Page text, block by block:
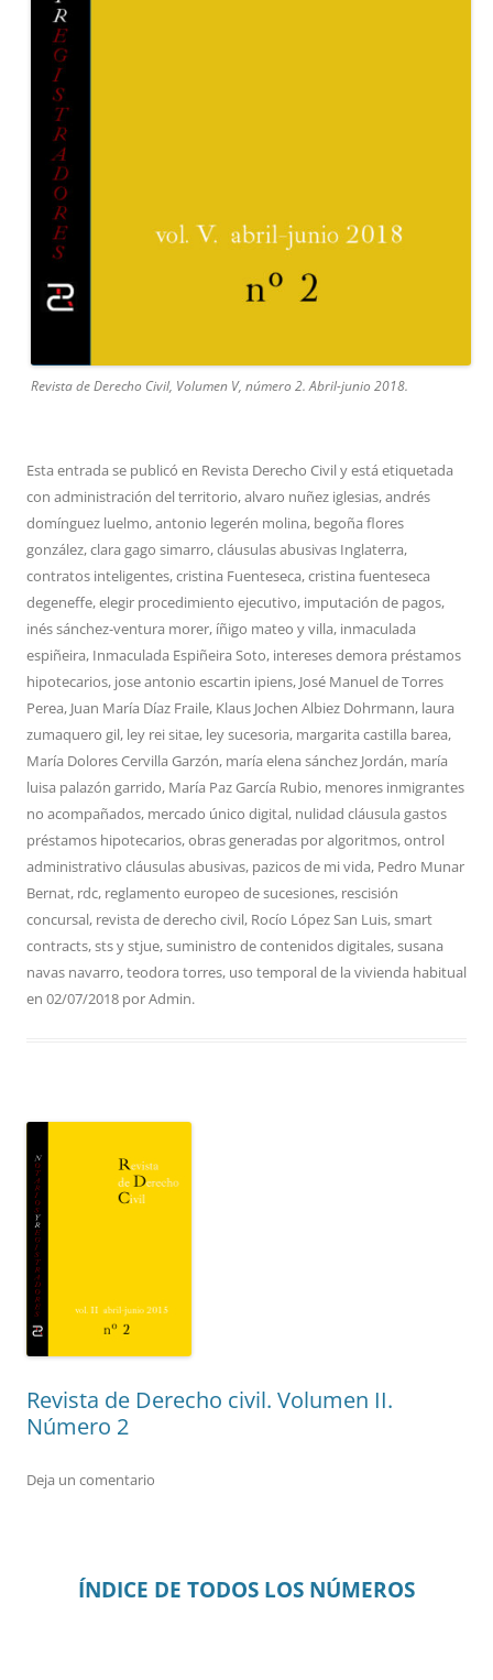
Revista de Derecho Civil, Volumen V, número 2. Abril-junio 2018.
Esta entrada se publicó en Revista Derecho Civily está etiquetada
con administración del territorio,alvaro nuñez iglesias,andrés
domínguez luelmo,antonio legerén molina, begoña flores
gonzález,clara gago simarro,cláusulas abusivas Inglaterra,
contratos inteligentes,cristina Fuenteseca,cristina fuenteseca
degeneffe,elegir procedimiento ejecutivo, imputación de pagos,
inés sánchez-ventura morer, íñigo mateo y villa, inmaculada
espiñeira, Inmaculada Espiñeira Soto, intereses demora préstamos
hipotecarios, jose antonio escartin ipiens, José Manuel de Torres
Perea, Juan María Díaz Fraile, Klaus Jochen Albiez Dohrmann, laura
zumaquero gil, ley rei sitae, ley sucesoria, margarita castilla barea,
María Dolores Cervilla Garzón, maría elena sánchez Jordán, maría
luisa palazón garrido, María Paz García Rubio, menores inmigrantes
no acompañados, mercado único digital, nulidad cláusula gastos
préstamos hipotecarios,obras generadas por algoritmos,ontrol
administrativo cláusulas abusivas, pazicos de mi vida, Pedro Munar
Bernat, rdc, reglamento europeo de sucesiones, rescisión
concursal, revista de derecho civil, Rocío López San Luis,smart
contracts,sts y stjue,suministro de contenidos digitales,susana
navas navarro,teodora torres, uso temporal de la vivienda habitual
en 02/07/2018 porAdmin.
Revista de Derecho civil. Volumen II.
Número 2
Deja un comentario
ÍNDICE DE TODOS LOS NÚMEROS